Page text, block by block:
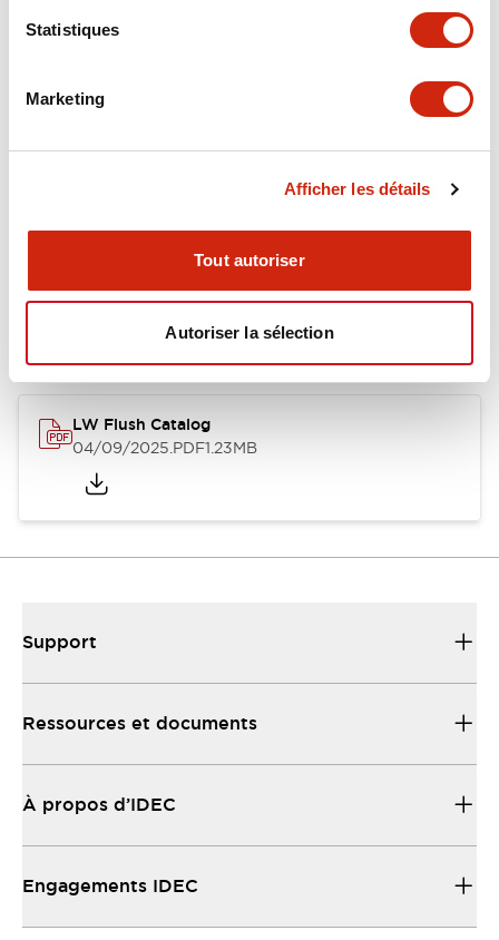
Statistiques
Marketing
Afficher les détails
Tout autoriser
Autoriser la sélection
Documents et fichiers
Catalogues Et Brochures Approbations Et Normes
LW Flush Catalog
04/09/2025.PDF1.23MB
Support
Ressources et documents
À propos d’IDEC
Engagements IDEC